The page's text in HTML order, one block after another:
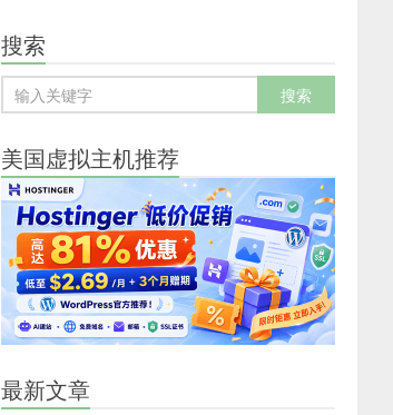
搜索
美国虚拟主机推荐
最新文章